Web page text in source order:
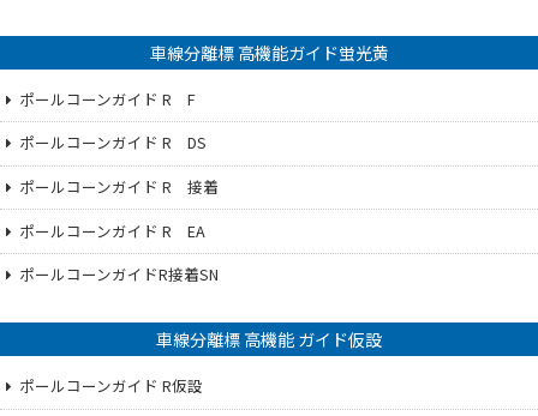
車線分離標 高機能ガイド蛍光黄
ポールコーンガイド R F
ポールコーンガイド R DS
ポールコーンガイド R 接着
ポールコーンガイド R EA
ポールコーンガイドR接着SN
車線分離標 高機能 ガイド仮設
ポールコーンガイド R仮設